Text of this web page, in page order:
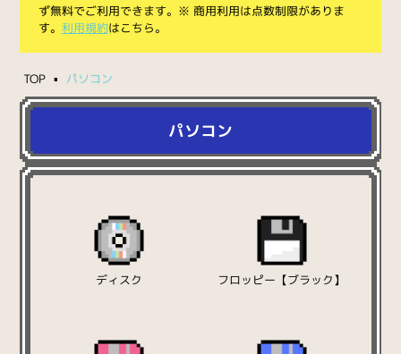
ず無料でご利用できます。※ 商用利用は点数制限がありま
す。 利用規約はこちら。
TOP パソコン
パソコン
ディスク フロッピー【ブラック】